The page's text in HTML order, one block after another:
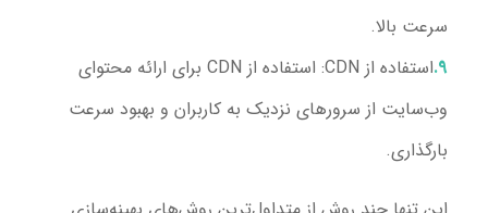
سرعت بالا.
استفاده از CDN
: استفاده از CDN برای ارائه محتوای
وب‌سایت از سرورهای نزدیک به کاربران و بهبود سرعت
بارگذاری.